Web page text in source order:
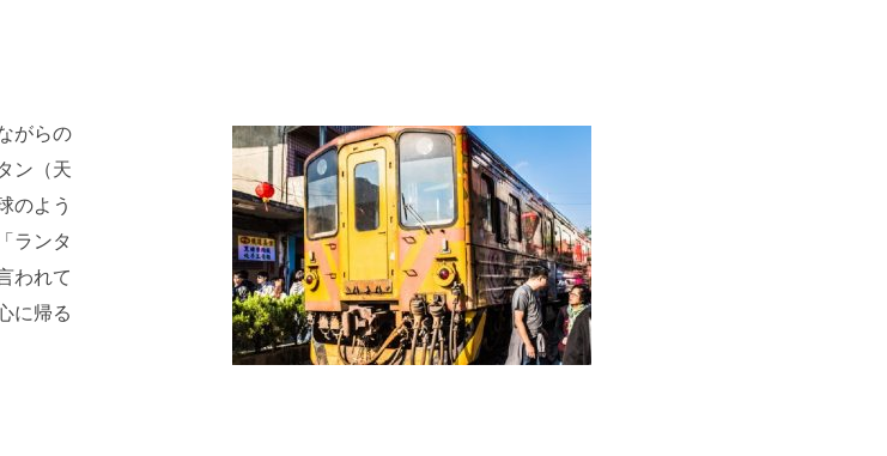
がらの
ン（天
のよう
ランタ
われて
に帰る